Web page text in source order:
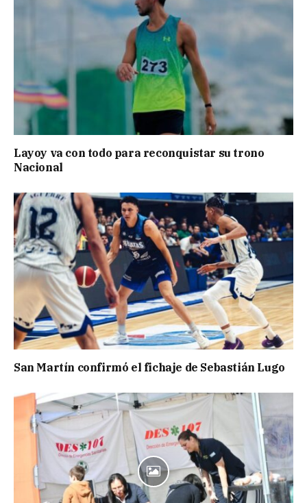
Layoy va con todo para reconquistar su trono
Nacional
San Martín confirmó el fichaje de Sebastián Lugo